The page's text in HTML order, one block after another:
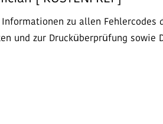
zu allen Fehlercodes
und zur Drucküberprüfung sowie